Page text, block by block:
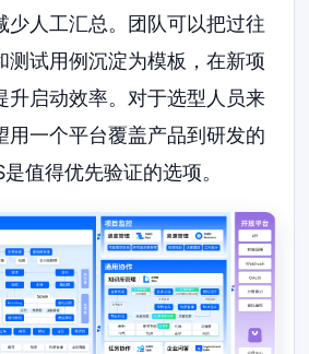
少人工汇总。团队可以把过往
测试用例沉淀为模板，在新项
升启动效率。对于选型人员来
用一个平台覆盖产品到研发的
值得优先验证的选项。